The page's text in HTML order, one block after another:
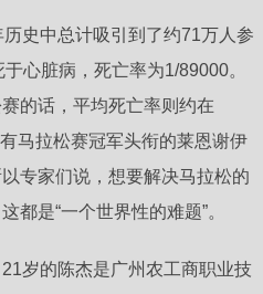
史中总计吸引到了约71万人参
心脏病，死亡率为1/89000。
的话，平均死亡率则约在
马拉松赛冠军头衔的莱恩谢伊
专家们说，想要解决马拉松的
都是“一个世界性的难题”。
岁的陈杰是广州农工商职业技